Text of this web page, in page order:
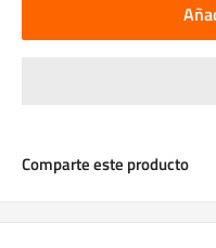
Comparte este producto